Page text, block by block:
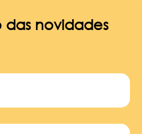
das novidades